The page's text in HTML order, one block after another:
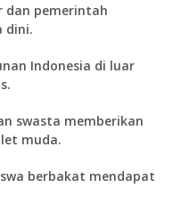
dan pemerintah
dini.
Indonesia di luar
swasta memberikan
muda.
berbakat mendapat